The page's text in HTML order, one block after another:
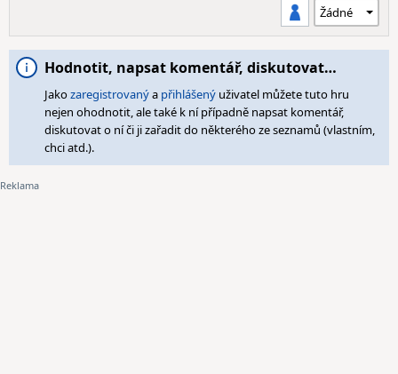
Hodnotit, napsat komentář, diskutovat…
Jakozaregistrovanýa přihlášený uživatel můžete tuto hru
nejen ohodnotit, ale také k ní případně napsat komentář,
diskutovat o ní či ji zařadit do některého ze seznamů (vlastním,
chci atd.).